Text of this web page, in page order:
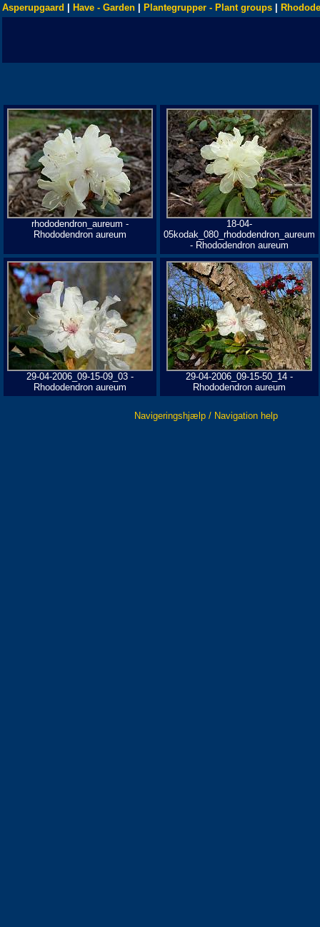
Asperupgaard Have - Garden Plantegrupper - Plant groups
rhododendron_aureum -
Rhododendron aureum
18-04-
05kodak_080_rhododendron_aureum
- Rhododendron aureum
29-04-2006_09-15-09_03 -
Rhododendron aureum
29-04-2006_09-15-50_14 -
Rhododendron aureum
Navigeringshjælp / Navigation help